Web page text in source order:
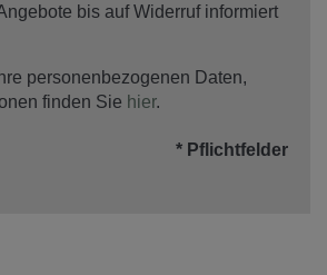
bis auf Widerruf informiert
personenbezogenen Daten,
finden Sie hier.
* Pflichtfelder